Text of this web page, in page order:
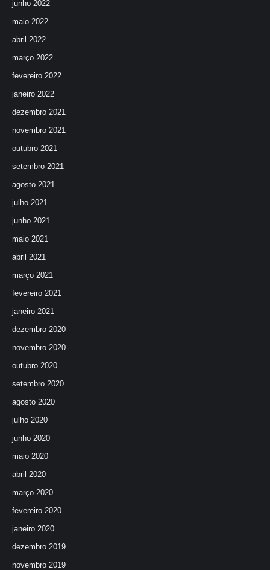
junho 2022
maio 2022
abril 2022
março 2022
fevereiro 2022
janeiro 2022
dezembro 2021
novembro 2021
outubro 2021
setembro 2021
agosto 2021
julho 2021
junho 2021
maio 2021
abril 2021
março 2021
fevereiro 2021
janeiro 2021
dezembro 2020
novembro 2020
outubro 2020
setembro 2020
agosto 2020
julho 2020
junho 2020
maio 2020
abril 2020
março 2020
fevereiro 2020
janeiro 2020
dezembro 2019
novembro 2019